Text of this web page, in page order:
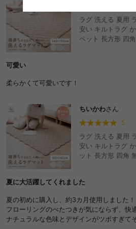
背もたれも安定してるし、座り心地は柔ら
生地の肌触りもよく、光沢感がめちゃかわ
ベッドにしたとき骨組みがきになるという
は全然気になりませんでした
アイボリーの色味が白系統のお部屋にぴっ
ラグ 洗える 夏用
安い キルトラグ
ペット 長方形 四
可愛い
柔らかくて可愛いです！
ちいかわさん
5
ラグ 洗える 夏用
安い キルトラグ
ット 長方形 四角
触冷感 ホットカー
夏に大活躍してくれました
夏の初めに購入し、約3カ月使用しました！
フローリングのべたつきが気にならず、快
ナチュラルな色味とデザインがツボすぎて